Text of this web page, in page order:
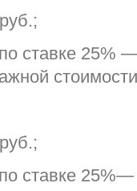
ставке 25%
ставке 25%—